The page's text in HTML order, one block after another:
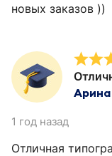
новых заказов ))
1 год назад
Отличная